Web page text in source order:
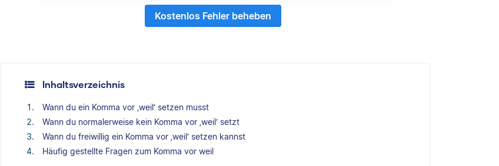
Kostenlos Fehler beheben
Inhaltsverzeichnis
Wann du ein Komma vor ‚weil‘ setzen musst
Wann du normalerweise kein Komma vor ‚weil‘ setzt
Wann du freiwillig ein Komma vor ‚weil‘ setzen kannst
Häufig gestellte Fragen zum Komma vor weil